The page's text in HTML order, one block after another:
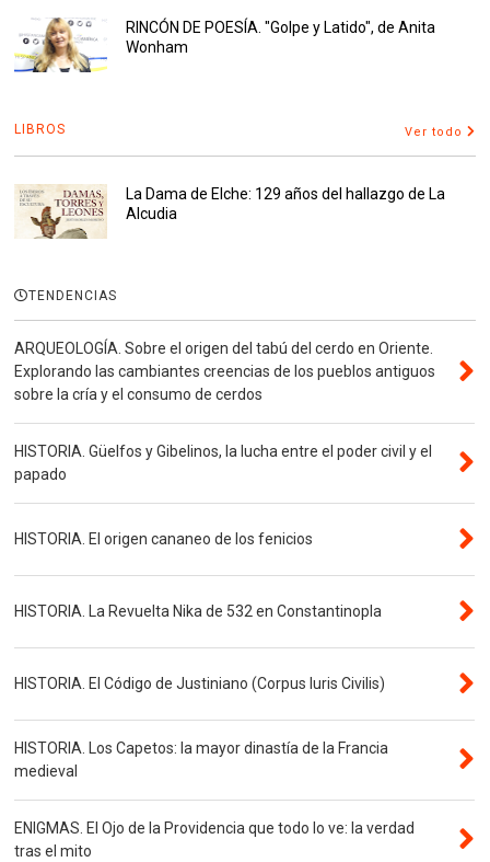
RINCÓN DE POESÍA. "Golpe y Latido", de Anita
Wonham
LIBROS Ver todo
La Dama de Elche: 129 años del hallazgo de La
Alcudia
TENDENCIAS
ARQUEOLOGÍA. Sobre el origen del tabú del cerdo en Oriente.
Explorando las cambiantes creencias de los pueblos antiguos
sobre la cría y el consumo de cerdos
HISTORIA. Güelfos y Gibelinos, la lucha entre el poder civil y el
papado
HISTORIA. El origen cananeo de los fenicios
HISTORIA. La Revuelta Nika de 532 en Constantinopla
HISTORIA. El Código de Justiniano (Corpus Iuris Civilis)
HISTORIA. Los Capetos: la mayor dinastía de la Francia
medieval
ENIGMAS. El Ojo de la Providencia que todo lo ve: la verdad
tras el mito